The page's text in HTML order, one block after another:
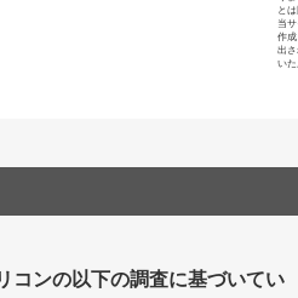
と
当
作
出
いた
コンの以下の調査に基づいてい